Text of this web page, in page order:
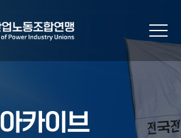
아카이브